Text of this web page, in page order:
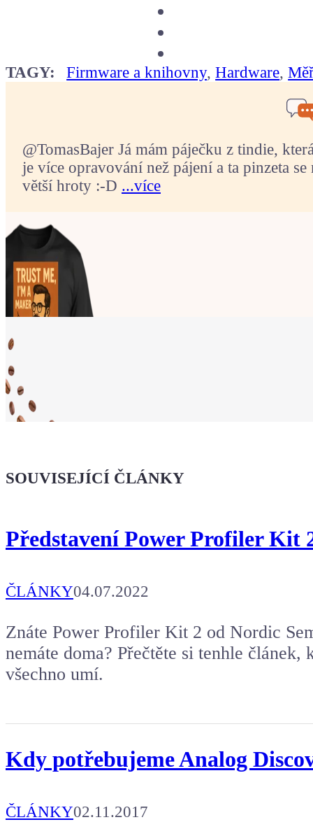
TAGY: Firmware a knihovny,Hardware,
@TomasBajer Já mám páječku z tindie,
je více opravování než pájení a ta pinzeta
větší hroty :-D ...více
že jsi Maker!
Kafe pro Chiptrona
Aby mohl napsat další článek.
SOUVISEJÍCÍ ČLÁNKY
Představení Power Profiler Kit
ČLÁNKY04.07.2022
Znáte Power Profiler Kit 2 od Nordic
nemáte doma? Přečtěte si tenhle
všechno umí.
Kdy potřebujeme Analog
ČLÁNKY02.11.2017